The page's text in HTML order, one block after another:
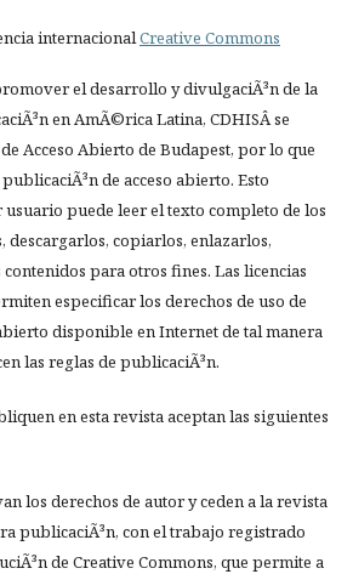
internacionalCreative Commons
el desarrollo y divulgaciÃ³n de la
en AmÃ©rica Latina, CDHISÂ se
Acceso Abierto de Budapest, por lo que
de acceso abierto. Esto
puede leer el texto completo de los
copiarlos, enlazarlos,
para otros fines. Las licencias
especificar los derechos de uso de
disponible en Internet de tal manera
las reglas de publicaciÃ³n.
en esta revista aceptan las siguientes
los derechos de autor y ceden a la revista
publicaciÃ³n, con el trabajo registrado
de Creative Commons, que permite a